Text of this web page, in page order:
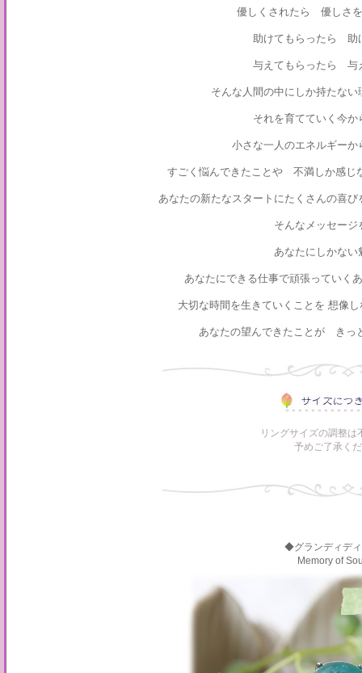
優しくされたら 優しさ
助けてもらったら 助
与えてもらったら 与
そんな人間の中にしか持た
それを育てていく今
小さな一人のエネルギー
すごく悩んできたことや 不満しか感
あなたの新たなスタートにたくさんの喜
そんなメッセージ
あなたにしかない
あなたにできる仕事で頑張っていく
大切な時間を生きていくことを 想像
あなたの望んできたことが き
リングサイズの調整は
予めご了承く
◆グランディデ
Memory of